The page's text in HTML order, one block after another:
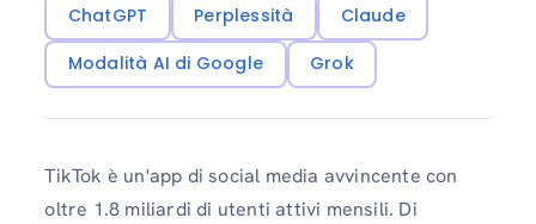
ChatGPT Perplessità
Claude
Modalità AI di Google
Grok
TikTok è un'app di social media avvincente con
oltre 1.8 miliardi di utenti attivi mensili. Di